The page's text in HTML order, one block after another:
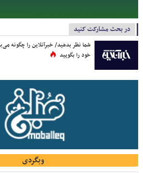
در بحث مشارکت کنید
شما نظر بدهید/ خبرآنلاین را چگونه
خود را بگویید
وبگردی